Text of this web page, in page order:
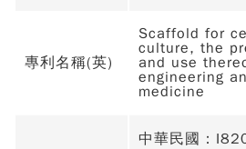
專利名稱(英)
Scaffold for
culture, the
and use
engineering
medicine
中華民國：